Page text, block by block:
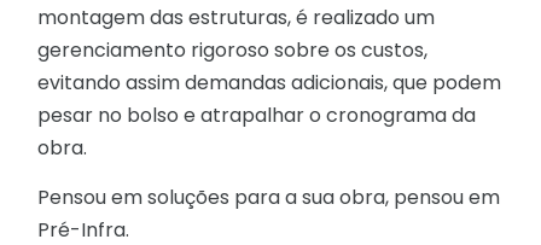
montagem das estruturas, é realizado um
gerenciamento rigoroso sobre os custos,
evitando assim demandas adicionais, que podem
pesar no bolso e atrapalhar o cronograma da
obra.
Pensou em soluções para a sua obra, pensou em
Pré-Infra.